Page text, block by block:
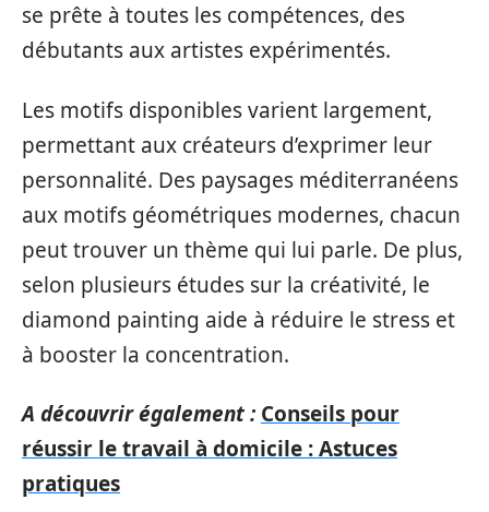
se prête à toutes les compétences, des
débutants aux artistes expérimentés.
Les motifs disponibles varient largement,
permettant aux créateurs d’exprimer leur
personnalité. Des paysages méditerranéens
aux motifs géométriques modernes, chacun
peut trouver un thème qui lui parle. De plus,
selon plusieurs études sur la créativité, le
diamond painting aide à réduire le stress et
à booster la concentration.
A découvrir également : Conseils pour
réussir le travail à domicile : Astuces
pratiques